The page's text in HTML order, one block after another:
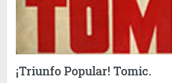
¡Triunfo Popular! Tomic.